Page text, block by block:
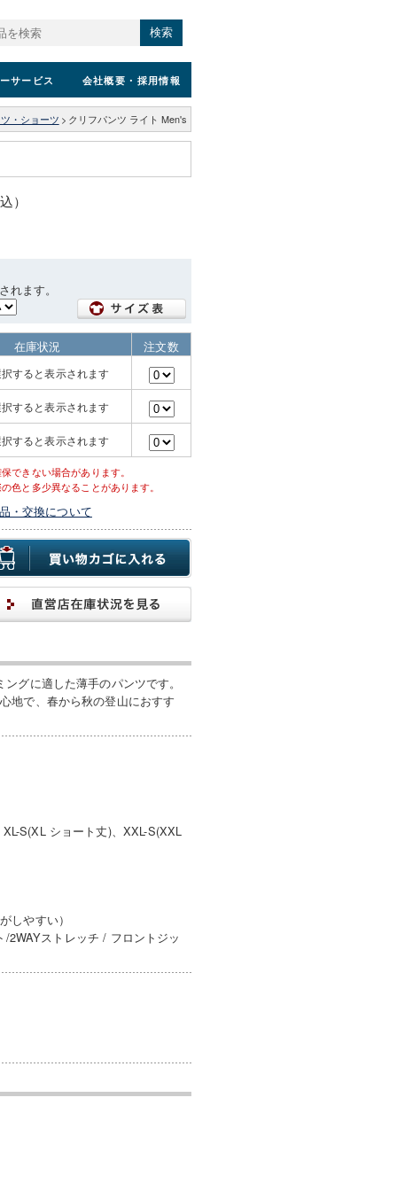
検索
サービス 会社概要 ・採用情報
・ショーツ > クリフパンツ ライト Men's
）
れます。
在庫状況 注文数
すると表示されます
すると表示されます
すると表示されます
できない場合があります。
色と多少異なることがあります。
・交換について
グに適した薄手のパンツです。
地で、春から秋の登山におすす
S(XL ショート丈)、XXL-S(XXL
しやすい）
2WAYストレッチ / フロントジッ